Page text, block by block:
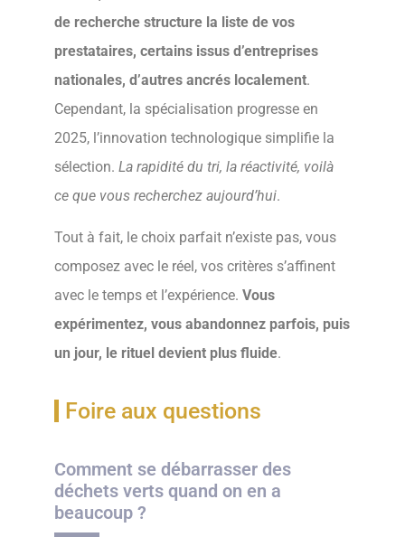
de recherche structure la liste de vos
prestataires, certains issus d’entreprises
nationales, d’autres ancrés localement.
Cependant, la spécialisation progresse en
2025, l’innovation technologique simplifie la
sélection. La rapidité du tri, la réactivité, voilà
ce que vous recherchez aujourd’hui.
Tout à fait, le choix parfait n’existe pas, vous
composez avec le réel, vos critères s’affinent
avec le temps et l’expérience. Vous
expérimentez, vous abandonnez parfois, puis
un jour, le rituel devient plus fluide.
Foire aux questions
Comment se débarrasser des
déchets verts quand on en a
beaucoup ?